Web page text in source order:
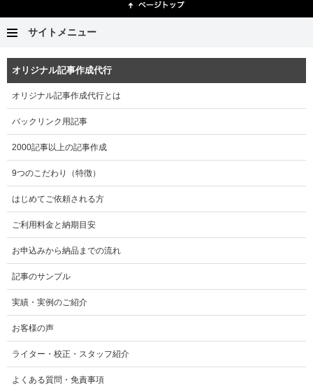
サイトメニュー
オリジナル記事作成代行
オリジナル記事作成代行とは
バックリンク用記事
2000記事以上の記事作成
9つのこだわり（特徴）
はじめてご依頼される方
ご利用料金と納期目安
お申込みから納品までの流れ
記事のサンプル
実績・実例のご紹介
お客様の声
ライター・校正・スタッフ紹介
よくある質問・免責事項